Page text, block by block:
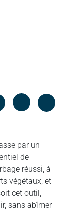
par un
de
réussi, à
végétaux, et
cet outil,
sans abîmer